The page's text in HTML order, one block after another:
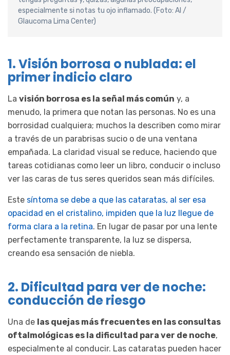
especialmente si notas tu ojo inflamado. (Foto: AI /
Glaucoma Lima Center)
1. Visión borrosa o nublada: el
primer indicio claro
La visión borrosa es la señal más común y, a
menudo, la primera que notan las personas. No es una
borrosidad cualquiera; muchos la describen como mirar
a través de un parabrisas sucio o de una ventana
empañada. La claridad visual se reduce, haciendo que
tareas cotidianas como leer un libro, conducir o incluso
ver las caras de tus seres queridos sean más difíciles.
Este síntoma se debe a que las cataratas, al ser esa
opacidad en el cristalino, impiden que la luz llegue de
forma clara a la retina. En lugar de pasar por una lente
perfectamente transparente, la luz se dispersa,
creando esa sensación de niebla.
2. Dificultad para ver de noche:
conducción de riesgo
Una de las quejas más frecuentes en las consultas
oftalmológicas es la dificultad para ver de noche,
especialmente al conducir. Las cataratas pueden hacer